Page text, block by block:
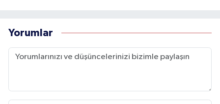
Yorumlar